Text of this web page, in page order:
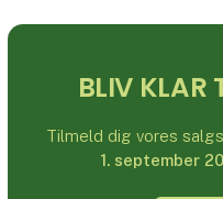
BLIV KLAR
Tilmeld dig vores
1. september